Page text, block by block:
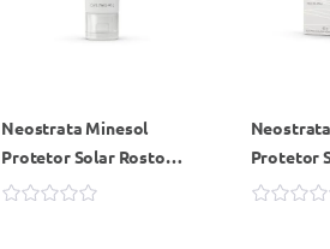
Neostrata Minesol
Protetor Solar Rosto
FPS70 Oil Control 40g
Protetor
FPS30 Oil